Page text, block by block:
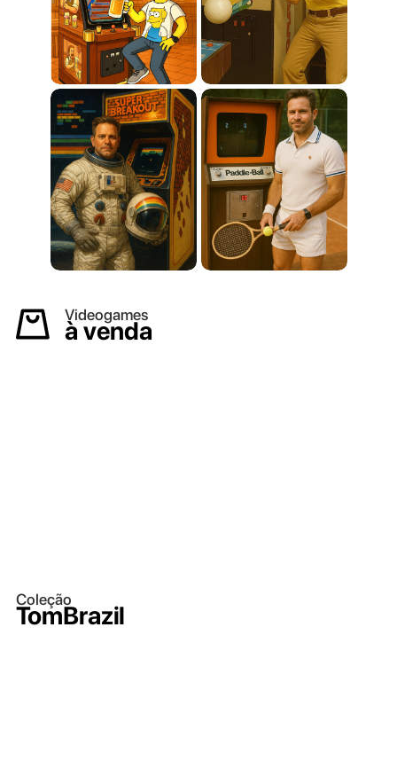
Videogames
à venda
Coleção
TomBrazil